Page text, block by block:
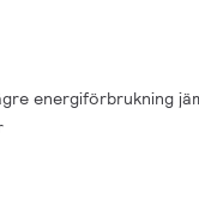
energiförbrukning